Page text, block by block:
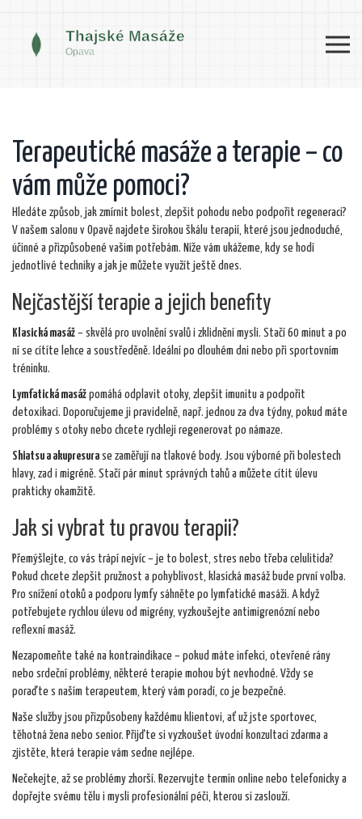
Terapeutické masáže a terapie – co
vám může pomoci?
Hledáte způsob, jak zmírnit bolest, zlepšit pohodu nebo podpořit regeneraci?
V našem salonu v Opavě najdete širokou škálu terapií, které jsou jednoduché,
účinné a přizpůsobené vašim potřebám. Níže vám ukážeme, kdy se hodí
jednotlivé techniky a jak je můžete využít ještě dnes.
Nejčastější terapie a jejich benefity
Klasická masáž – skvělá pro uvolnění svalů i zklidnění mysli. Stačí 60 minut a po
ní se cítíte lehce a soustředěně. Ideální po dlouhém dni nebo při sportovním
tréninku.
Lymfatická masáž pomáhá odplavit otoky, zlepšit imunitu a podpořit
detoxikaci. Doporučujeme ji pravidelně, např. jednou za dva týdny, pokud máte
problémy s otoky nebo chcete rychleji regenerovat po námaze.
Shiatsu a akupresura se zaměřují na tlakové body. Jsou výborné při bolestech
hlavy, zad i migréně. Stačí pár minut správných tahů a můžete cítit úlevu
prakticky okamžitě.
Jak si vybrat tu pravou terapii?
Přemýšlejte, co vás trápí nejvíc – je to bolest, stres nebo třeba celulitida?
Pokud chcete zlepšit pružnost a pohyblivost, klasická masáž bude první volba.
Pro snížení otoků a podporu lymfy sáhněte po lymfatické masáži. A když
potřebujete rychlou úlevu od migrény, vyzkoušejte antimigrenózní nebo
reflexní masáž.
Nezapomeňte také na kontraindikace – pokud máte infekci, otevřené rány
nebo srdeční problémy, některé terapie mohou být nevhodné. Vždy se
poraďte s naším terapeutem, který vám poradí, co je bezpečné.
Naše služby jsou přizpůsobeny každému klientovi, ať už jste sportovec,
těhotná žena nebo senior. Přijďte si vyzkoušet úvodní konzultaci zdarma a
zjistěte, která terapie vám sedne nejlépe.
Nečekejte, až se problémy zhorší. Rezervujte termín online nebo telefonicky a
dopřejte svému tělu i mysli profesionální péči, kterou si zaslouží.